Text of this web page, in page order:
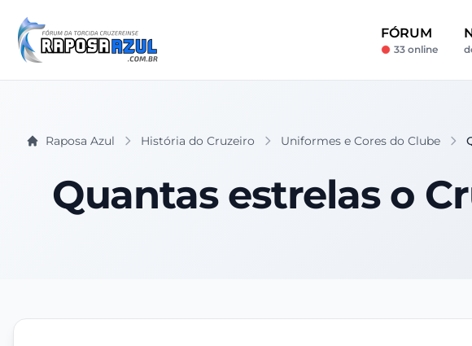
FÓRUM
33 online
Raposa Azul História do Cruzeiro Uniformes e Cores do Clube
Quantas estrelas o